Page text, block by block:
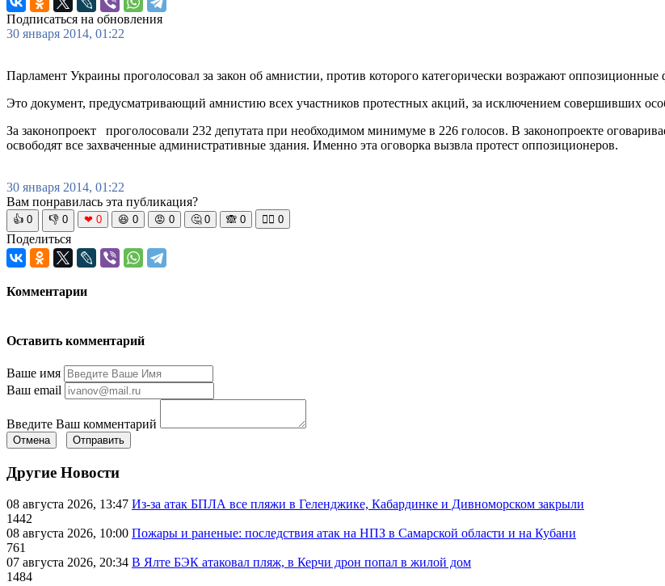
Подписаться на обновления
30 января 2014, 01:22
Парламент Украины проголосовал за закон об амнистии, против которого категорически возражают оппозиционные
Это документ, предусматривающий амнистию всех участников протестных акций, за исключением совершивших
За законопроект проголосовали 232 депутата при необходимом минимуме в 226 голосов. В законопроекте
освободят все захваченные административные здания. Именно эта оговорка вызвла протест оппозиционеров.
30 января 2014, 01:22
Вам понравилась эта публикация?
👍 0 👎 0 ❤ 0 😆 0 😡 0 🤔 0 🙈 0 🧘‍♀️ 0
Поделиться
Комментарии
Оставить комментарий
Ваше имя
Ваш email
Введите Ваш комментарий
Отмена Отправить
Другие Новости
08 августа 2026, 13:47 Из-за атак БПЛА все пляжи в Геленджике, Кабардинке и Дивноморском закрыли
1442
08 августа 2026, 10:00 Пожары и раненые: последствия атак на НПЗ в Самарской области и на Кубани
761
07 августа 2026, 20:34 В Ялте БЭК атаковал пляж, в Керчи дрон попал в жилой дом
1484